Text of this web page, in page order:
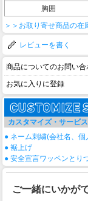
胸囲
＞＞お取り寄せ商品の
レビューを書く
商品についてのお問い合
お気に入りに登録
カスタマイズ・サービス
● ネーム刺繍(会社名、個
● 裾上げ
● 安全宣言ワッペンとり
ご一緒にいかが